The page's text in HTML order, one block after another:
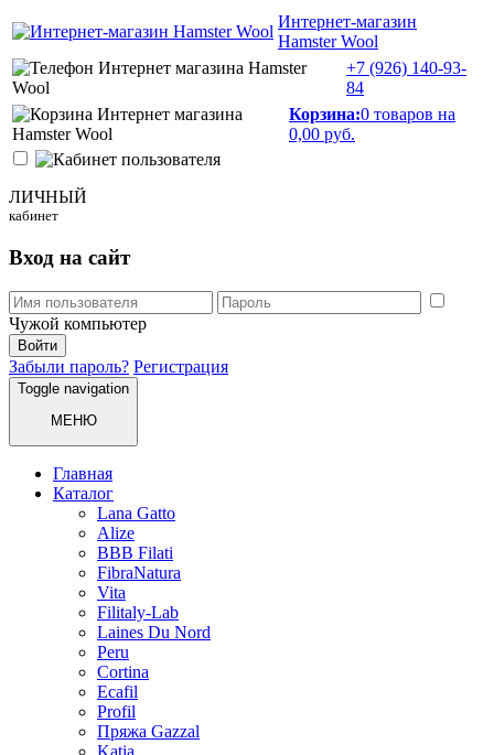
Интернет-магазин
Hamster Wool
+7 (926) 140-93-
84
Корзина:0 товаров на
0,00 руб.
ЛИЧНЫЙ
кабинет
Вход на сайт
Чужой компьютер
Забыли пароль? Регистрация
Toggle navigation
МЕНЮ
Главная
Каталог
Lana Gatto
Alize
BBB Filati
FibraNatura
Vita
Filitaly-Lab
Laines Du Nord
Peru
Cortina
Ecafil
Profil
Пряжа Gazzal
Katia